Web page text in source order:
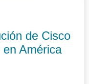
de Cisco
América